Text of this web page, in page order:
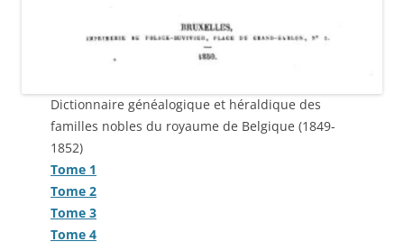
Dictionnaire généalogique et héraldique des
familles nobles du royaume de Belgique (1849-
1852)
Tome 1
Tome 2
Tome 3
Tome 4